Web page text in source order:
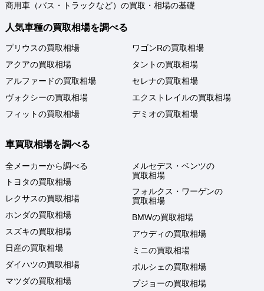
商用車（バス・トラックなど）の買取・相場の基礎
人気車種の買取相場を調べる
プリウスの買取相場
アクアの買取相場
アルファードの買取相場
ヴォクシーの買取相場
フィットの買取相場
ワゴンRの買取相場
タントの買取相場
セレナの買取相場
エクストレイルの買取相場
デミオの買取相場
車買取相場を調べる
全メーカーから調べる
トヨタの買取相場
レクサスの買取相場
ホンダの買取相場
スズキの買取相場
日産の買取相場
ダイハツの買取相場
マツダの買取相場
メルセデス・ベンツの
買取相場
フォルクス・ワーゲンの
買取相場
BMWの買取相場
アウディの買取相場
ミニの買取相場
ポルシェの買取相場
プジョーの買取相場